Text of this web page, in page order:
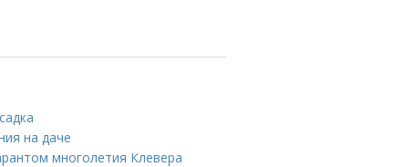
на даче
многолетия Клевера